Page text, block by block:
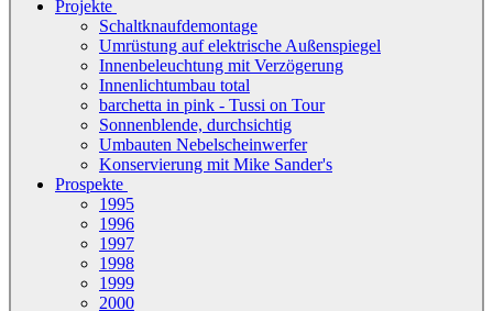
Projekte
Schaltknaufdemontage
Umrüstung auf elektrische Außenspiegel
Innenbeleuchtung mit Verzögerung
Innenlichtumbau total
barchetta in pink - Tussi on Tour
Sonnenblende, durchsichtig
Umbauten Nebelscheinwerfer
Konservierung mit Mike Sander's
Prospekte
1995
1996
1997
1998
1999
2000